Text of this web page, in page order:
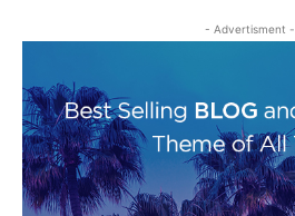
- Advertisment -